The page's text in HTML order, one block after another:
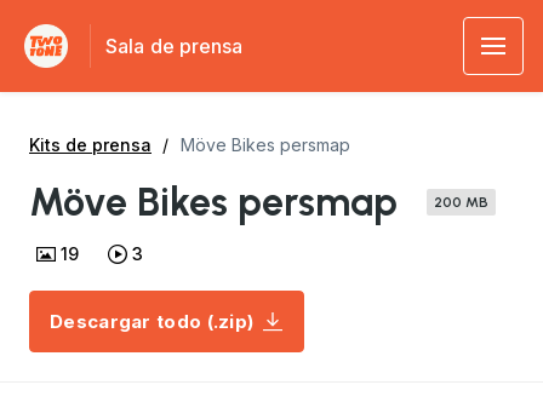
Sala de prensa
Kits de prensa Möve Bikes persmap
Möve Bikes persmap 200 MB
19 3
Descargar todo (.zip)